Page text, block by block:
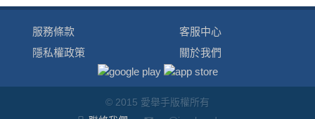
服務條款
隱私權政策
客服中心
關於我們
© 2015 愛舉手版權所有